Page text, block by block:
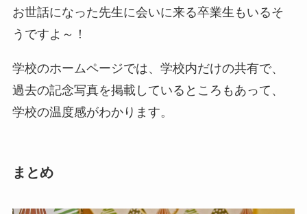
お世話になった先生に会いに来る卒業生もいるそ
うですよ～！
学校のホームページでは、学校内だけの共有で、
過去の記念写真を掲載しているところもあって、
学校の温度感がわかります。
まとめ